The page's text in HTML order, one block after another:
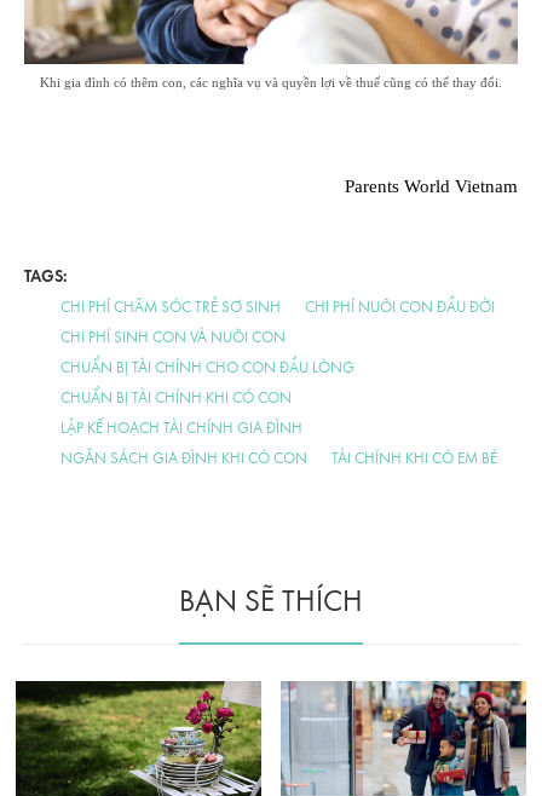
Khi gia đình có thêm con, các nghĩa vụ và quyền lợi về thuế cũng có thể thay đổi.
Parents World Vietnam
TAGS:
CHI PHÍ CHĂM SÓC TRẺ SƠ SINH
CHI PHÍ NUÔI CON ĐẦU ĐỜI
CHI PHÍ SINH CON VÀ NUÔI CON
CHUẨN BỊ TÀI CHÍNH CHO CON ĐẦU LÒNG
CHUẨN BỊ TÀI CHÍNH KHI CÓ CON
LẬP KẾ HOẠCH TÀI CHÍNH GIA ĐÌNH
NGÂN SÁCH GIA ĐÌNH KHI CÓ CON
TÀI CHÍNH KHI CÓ EM BÉ
BẠN SẼ THÍCH